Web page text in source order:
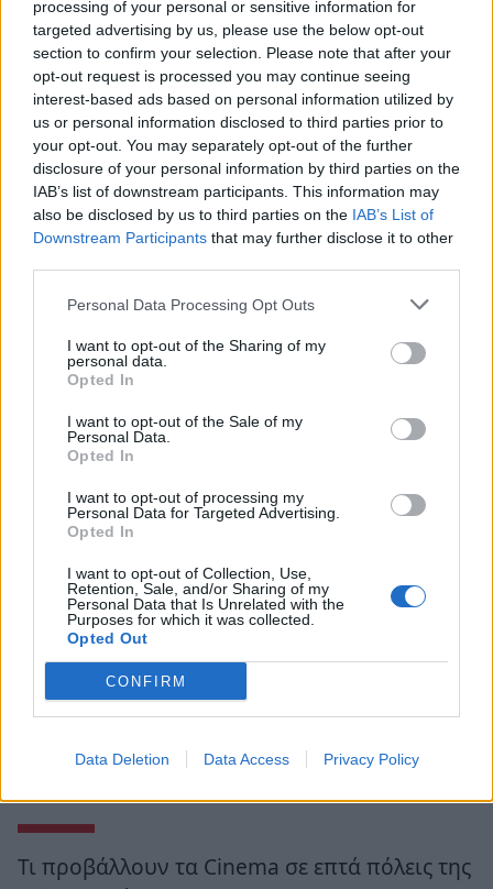
processing of your personal or sensitive information for
targeted advertising by us, please use the below opt-out
section to confirm your selection. Please note that after your
opt-out request is processed you may continue seeing
interest-based ads based on personal information utilized by
us or personal information disclosed to third parties prior to
your opt-out. You may separately opt-out of the further
disclosure of your personal information by third parties on the
IAB’s list of downstream participants. This information may
also be disclosed by us to third parties on the IAB’s List of
Downstream Participants that may further disclose it to other
Personal Data Processing Opt Outs
I want to opt-out of the Sharing of my
personal data.
Opted In
I want to opt-out of the Sale of my
Personal Data.
Opted In
I want to opt-out of processing my
Personal Data for Targeted Advertising.
Opted In
I want to opt-out of Collection, Use,
Retention, Sale, and/or Sharing of my
Personal Data that Is Unrelated with the
Purposes for which it was collected.
Opted Out
CONFIRM
Data Deletion Data Access Privacy Policy
Τι προβάλλουν τα Cinema σε επτά πόλεις της